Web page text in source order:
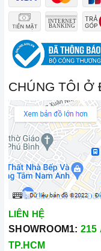
CHÚNG TÔI Ở
LIÊN HỆ
SHOWROOM1: 215
TP.HCM